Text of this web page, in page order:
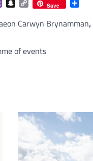
ViberSnapchat
Copy
Link
Save
Carwyn Brynamman,
of events